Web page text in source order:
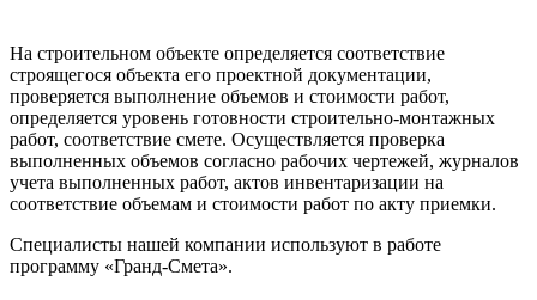
На строительном объекте определяется соответствие
строящегося объекта его проектной документации,
проверяется выполнение объемов и стоимости работ,
определяется уровень готовности строительно-монтажных
работ, соответствие смете. Осуществляется проверка
выполненных объемов согласно рабочих чертежей, журналов
учета выполненных работ, актов инвентаризации на
соответствие объемам и стоимости работ по акту приемки.
Специалисты нашей компании используют в работе
программу «Гранд-Cмета».